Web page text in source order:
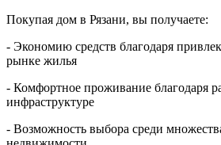
Покупая дом в Рязани, вы получаете:
- Экономию средств благодаря
рынке жилья
- Комфортное проживание благодаря
инфраструктуре
- Возможность выбора среди